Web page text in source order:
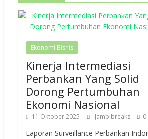
Ekonomi Bisnis
Kinerja Intermediasi
Perbankan Yang Solid
Dorong Pertumbuhan
Ekonomi Nasional
11 Oktober 2025 Jambibreaks 0
Laporan Surveillance Perbankan